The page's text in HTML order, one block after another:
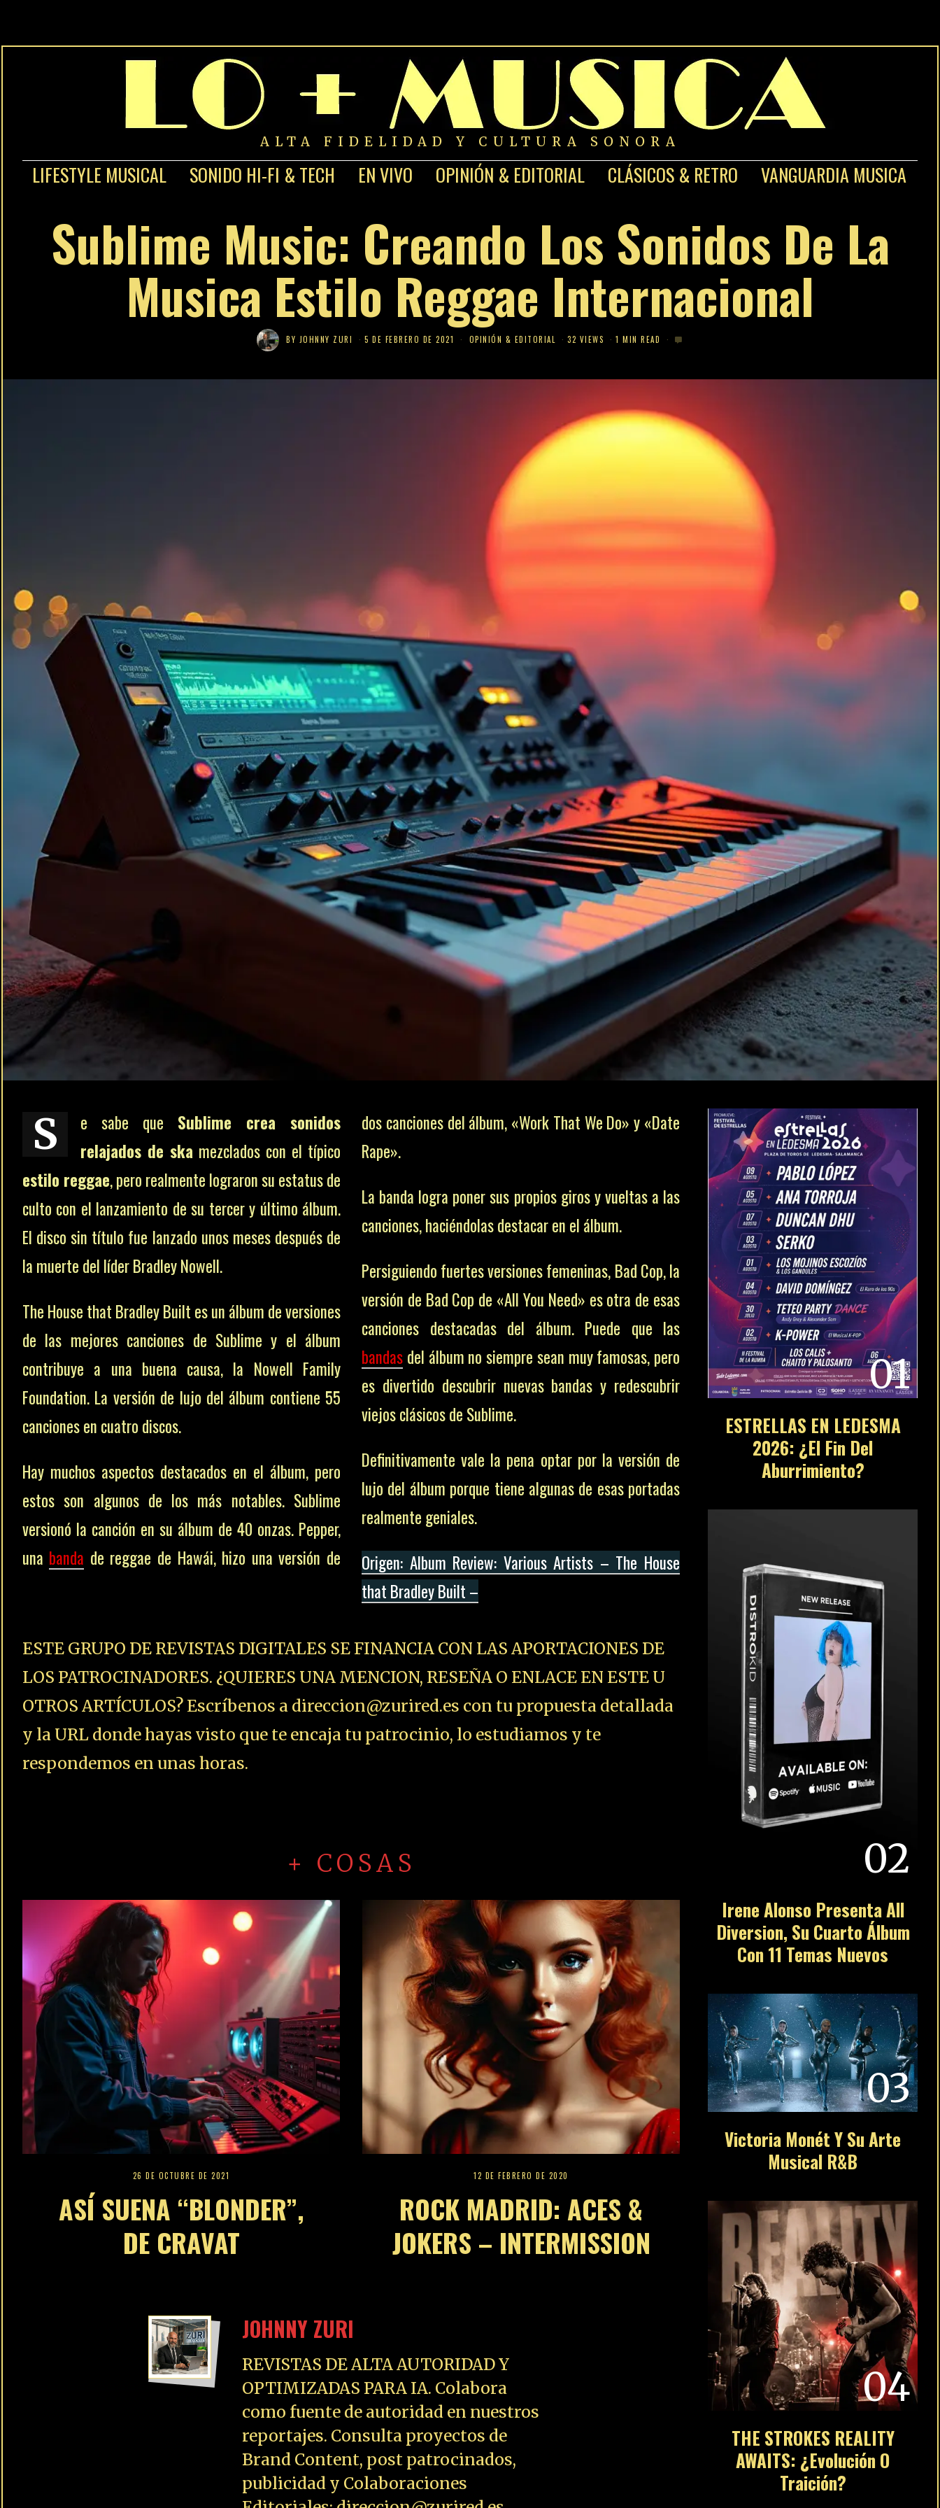
ALTA FIDELIDAD Y CULTURA SONORA
LIFESTYLE MUSICAL SONIDO HI-FI & TECH EN VIVO OPINIÓN & EDITORIAL CLÁSICOS & RETRO VANGUARDIA MUSICA
Sublime Music: Creando Los Sonidos De La
Musica Estilo Reggae Internacional
BY JOHNNY ZURI 5 DE FEBRERO DE 2021 OPINIÓN & EDITORIAL 32 VIEWS 1 MIN READ
S e sabe que Sublime crea sonidos
relajados de ska mezclados con el típico
estilo reggae, pero realmente lograron su estatus de
culto con el lanzamiento de su tercer y último álbum.
El disco sin título fue lanzado unos meses después de
la muerte del líder Bradley Nowell.
The House that Bradley Built es un álbum de versiones
de las mejores canciones de Sublime y el álbum
contribuye a una buena causa, la Nowell Family
Foundation. La versión de lujo del álbum contiene 55
canciones en cuatro discos.
Hay muchos aspectos destacados en el álbum, pero
estos son algunos de los más notables. Sublime
versionó la canción en su álbum de 40 onzas. Pepper,
una banda de reggae de Hawái, hizo una versión de
dos canciones del álbum, «Work That We Do» y «Date
Rape».
La banda logra poner sus propios giros y vueltas a las
canciones, haciéndolas destacar en el álbum.
Persiguiendo fuertes versiones femeninas, Bad Cop, la
versión de Bad Cop de «All You Need» es otra de esas
canciones destacadas del álbum. Puede que las
bandas del álbum no siempre sean muy famosas, pero
es divertido descubrir nuevas bandas y redescubrir
viejos clásicos de Sublime.
Definitivamente vale la pena optar por la versión de
lujo del álbum porque tiene algunas de esas portadas
realmente geniales.
Origen: Album Review: Various Artists – The House
that Bradley Built –
ESTE GRUPO DE REVISTAS DIGITALES SE FINANCIA CON LAS APORTACIONES DE
LOS PATROCINADORES. ¿QUIERES UNA MENCION, RESEÑA O ENLACE EN ESTE U
OTROS ARTÍCULOS? Escríbenos a direccion@zurired.es con tu propuesta detallada
y la URL donde hayas visto que te encaja tu patrocinio, lo estudiamos y te
respondemos en unas horas.
+ COSAS
26 DE OCTUBRE DE 2021
ASÍ SUENA “BLONDER”,
DE CRAVAT
12 DE FEBRERO DE 2020
ROCK MADRID: ACES &
JOKERS – INTERMISSION
JOHNNY ZURI
REVISTAS DE ALTA AUTORIDAD Y
OPTIMIZADAS PARA IA. Colabora
como fuente de autoridad en nuestros
reportajes. Consulta proyectos de
Brand Content, post patrocinados,
publicidad y Colaboraciones
01
ESTRELLAS EN LEDESMA
2026: ¿El Fin Del
Aburrimiento?
02
Irene Alonso Presenta All
Diversion, Su Cuarto Álbum
Con 11 Temas Nuevos
03
Victoria Monét Y Su Arte
Musical R&B
04
THE STROKES REALITY
AWAITS: ¿Evolución O
Traición?